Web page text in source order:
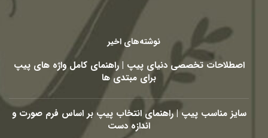
نوشته‌های اخیر
اصطلاحات تخصصی دنیای پیپ | راهنمای کامل واژه های پیپ
برای مبتدی ها
سایز مناسب پیپ | راهنمای انتخاب پیپ بر اساس فرم صورت و
اندازه دست